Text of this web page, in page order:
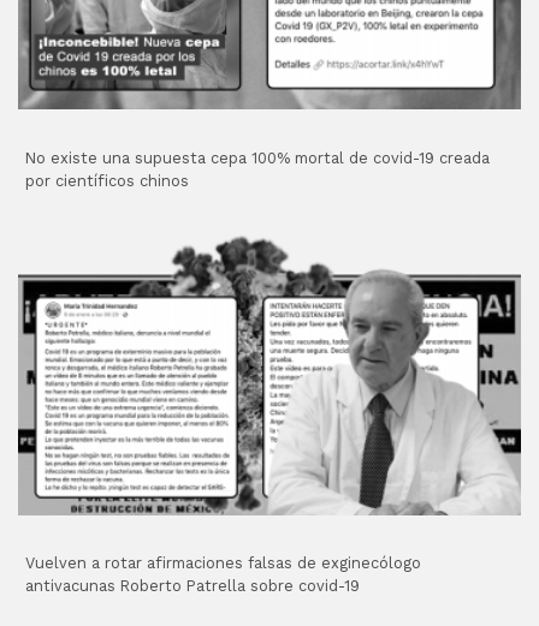
No existe una supuesta cepa 100% mortal de covid-19 creada
por científicos chinos
Vuelven a rotar afirmaciones falsas de exginecólogo
antivacunas Roberto Patrella sobre covid-19